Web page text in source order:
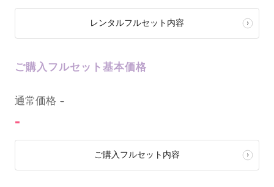
レンタルフルセット内容
ご購入フルセット基本価格
通常価格 -
-
ご購入フルセット内容